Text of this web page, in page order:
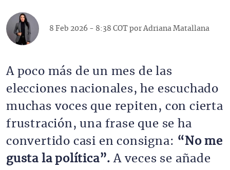
8 Feb 2026 - 8:38 COT por Adriana Matallana
A poco más de un mes de las
elecciones nacionales, he escuchado
muchas voces que repiten, con cierta
frustración, una frase que se ha
convertido casi en consigna: “No me
gusta la política”. A veces se añade